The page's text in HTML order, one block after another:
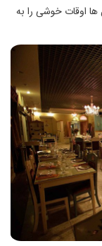
ها اوقات خوشی را به